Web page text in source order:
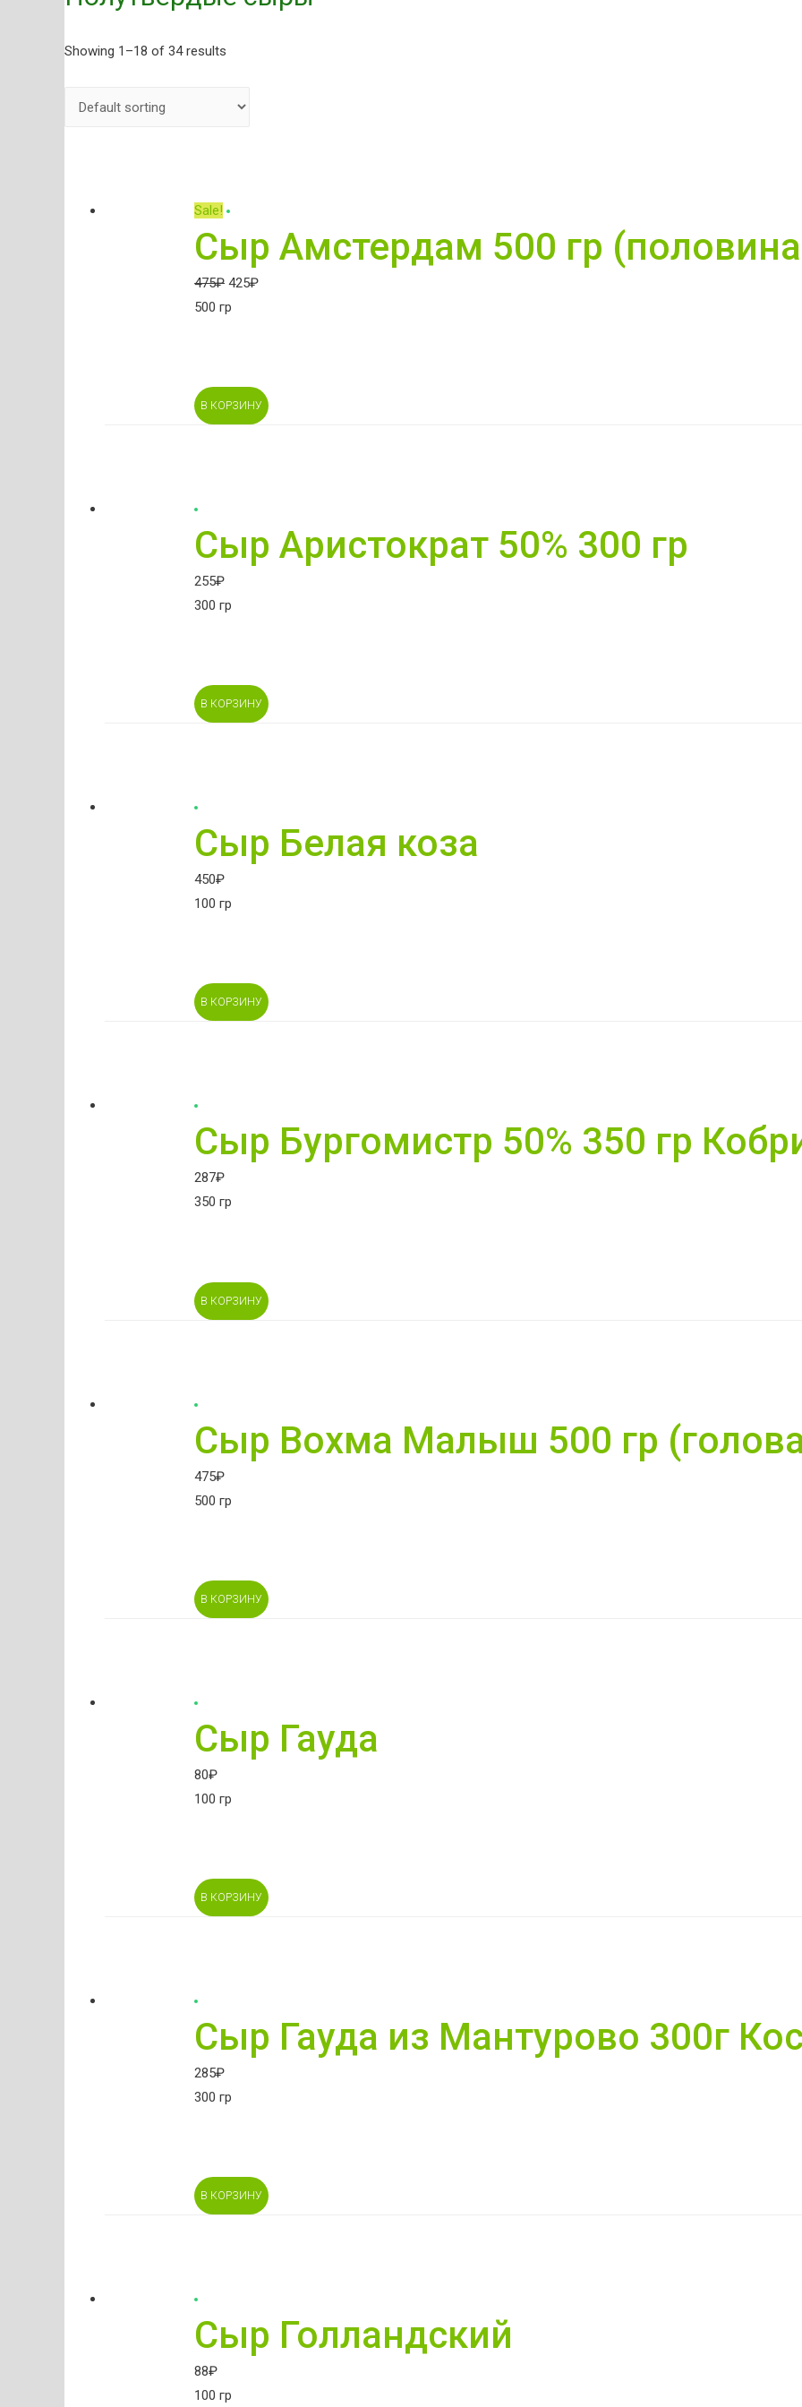
Showing 1–18 of 34 results
Sale!
Сыр Амстердам 500 гр
475₽ 425₽
500 гр
В КОРЗИНУ
Сыр Аристократ 50% 300 гр
255₽
300 гр
В КОРЗИНУ
Сыр Белая коза
450₽
100 гр
В КОРЗИНУ
Сыр Бургомистр 50% 350 гр
287₽
350 гр
В КОРЗИНУ
Сыр Вохма Малыш 500 гр
475₽
500 гр
В КОРЗИНУ
Сыр Гауда
80₽
100 гр
В КОРЗИНУ
Сыр Гауда из Мантурово 300г
285₽
300 гр
В КОРЗИНУ
Сыр Голландский
88₽
100 гр